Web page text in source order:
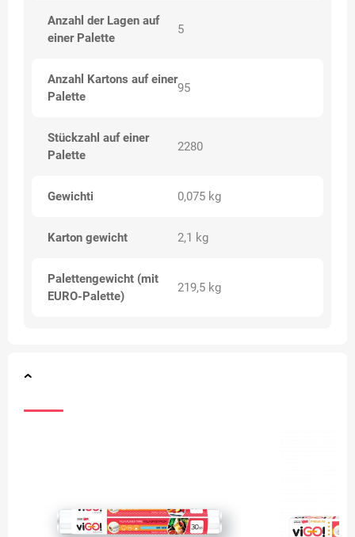
Anzahl der Lagen auf
einer Palette
5
Anzahl Kartons auf einer
Palette
95
Stückzahl auf einer
Palette
2280
Gewichti 0,075 kg
Karton gewicht 2,1 kg
Palettengewicht (mit
EURO-Palette)
219,5 kg